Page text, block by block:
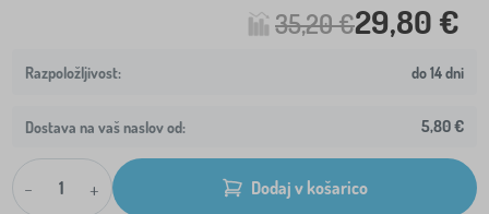
35,20 €29,80 €
do 14 dni
Dostava na vaš naslov od: 5,80 €
- + Dodaj v košarico